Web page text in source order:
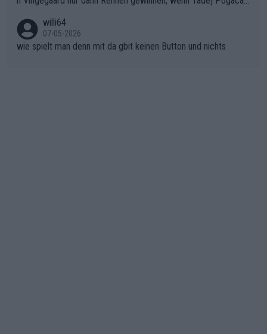
er SD Worx und Vollering müssen jetzt All-In gehen. (gregman
n)
willi64
07-05-2026
wie spielt man denn mit da gbit keinen Button und nichts